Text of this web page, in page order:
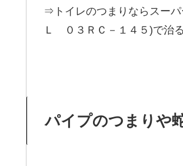
⇒トイレのつまりならスー
Ｌ ０３ＲＣ－１４５)で治
パイプのつまりや